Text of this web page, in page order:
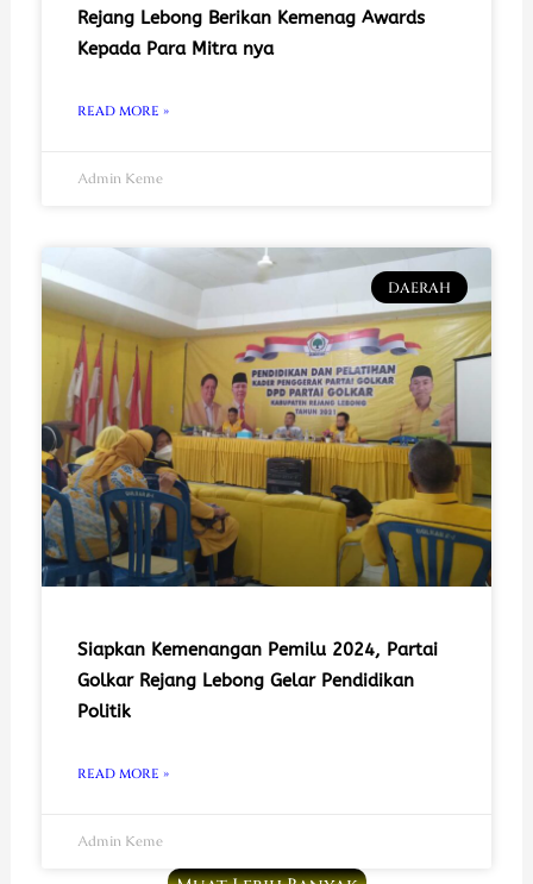
Rejang Lebong Berikan Kemenag Awards
Kepada Para Mitra nya
READ MORE »
Admin Keme
DAERAH
Siapkan Kemenangan Pemilu 2024, Partai
Golkar Rejang Lebong Gelar Pendidikan
Politik
READ MORE »
Admin Keme